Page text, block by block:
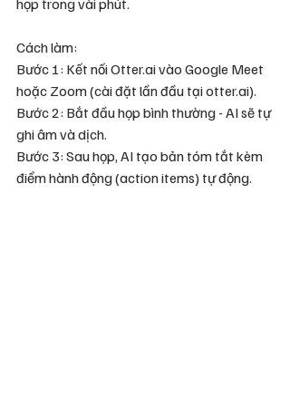
họp trong vài phút.
Cách làm:
Bước 1: Kết nối Otter.ai vào Google Meet
hoặc Zoom (cài đặt lần đầu tại otter.ai).
Bước 2: Bắt đầu họp bình thường - AI sẽ tự
ghi âm và dịch.
Bước 3: Sau họp, AI tạo bản tóm tắt kèm
điểm hành động (action items) tự động.